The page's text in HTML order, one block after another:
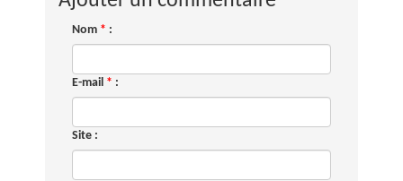
Nom * :
E-mail * :
Site :